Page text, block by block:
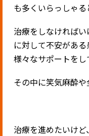
も多くいらっしゃ
治療をしなければ
に対して不安があ
様々なサポートを
その中に笑気麻酔
治療を進めたいけ